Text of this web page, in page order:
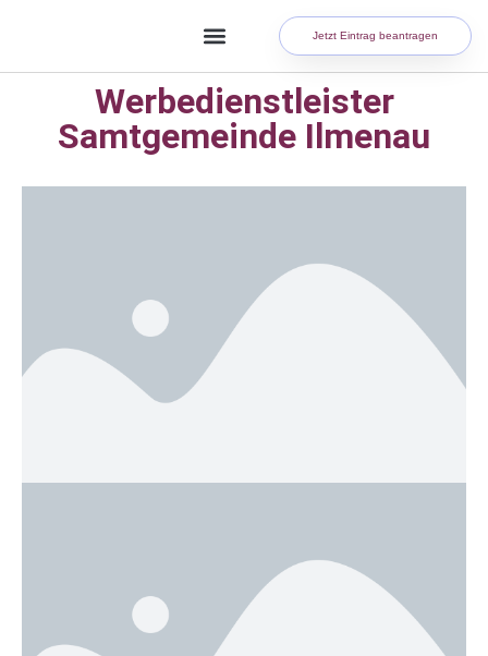
Jetzt Eintrag beantragen
Werbedienstleister
Samtgemeinde Ilmenau